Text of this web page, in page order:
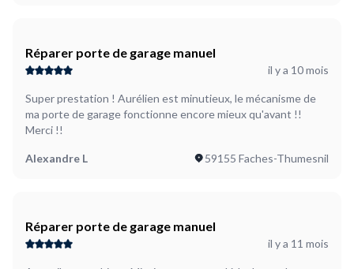
Réparer porte de garage manuel
il y a 10 mois
Super prestation ! Aurélien est minutieux, le mécanisme de
ma porte de garage fonctionne encore mieux qu'avant !!
Merci !!
Alexandre L 59155 Faches-Thumesnil
Réparer porte de garage manuel
il y a 11 mois